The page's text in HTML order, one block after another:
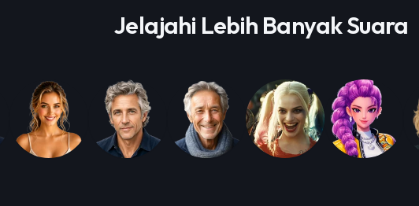
Jelajahi Lebih Banyak Suara